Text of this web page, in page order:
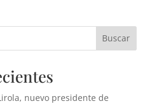
Buscar
nuevo presidente de